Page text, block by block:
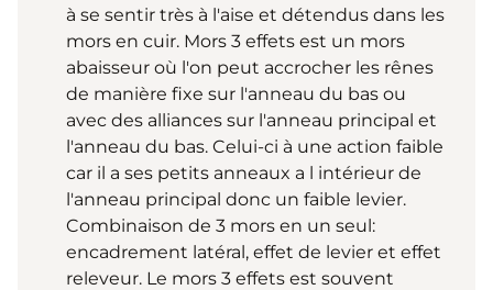
à se sentir très à l'aise et détendus dans les
mors en cuir. Mors 3 effets est un mors
abaisseur où l'on peut accrocher les rênes
de manière fixe sur l'anneau du bas ou
avec des alliances sur l'anneau principal et
l'anneau du bas. Celui-ci à une action faible
car il a ses petits anneaux a l intérieur de
l'anneau principal donc un faible levier.
Combinaison de 3 mors en un seul:
encadrement latéral, effet de levier et effet
releveur. Le mors 3 effets est souvent